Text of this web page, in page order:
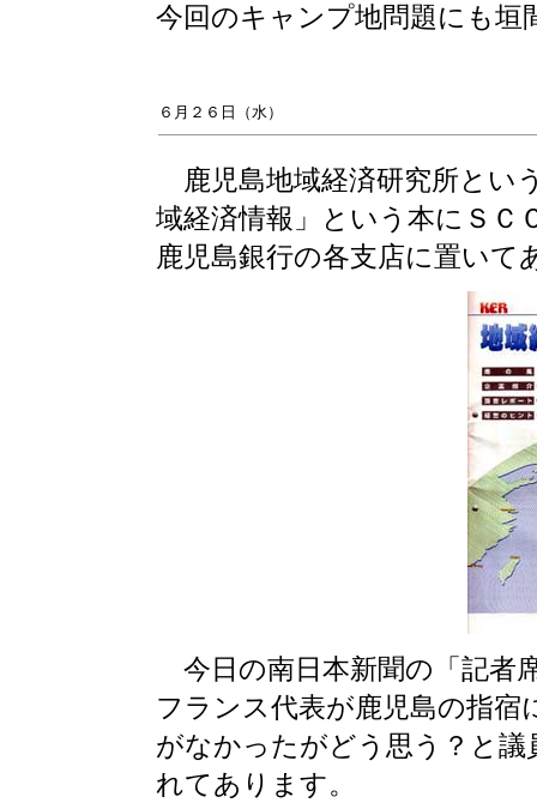
今回のキャンプ地問題にも
６月２６日（水）
鹿児島地域経済研究所とい
域経済情報」という本にＳＣ
鹿児島銀行の各支店に置いて
今日の南日本新聞の「記者
フランス代表が鹿児島の指
がなかったがどう思う？と
れてあります。